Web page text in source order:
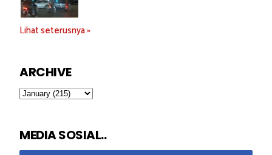
Lihat seterusnya »
ARCHIVE
MEDIA SOSIAL..